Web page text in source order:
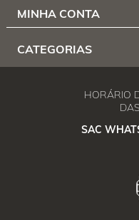
MINHA CONTA
CATEGORIAS
HORÁRIO
DAS
SAC